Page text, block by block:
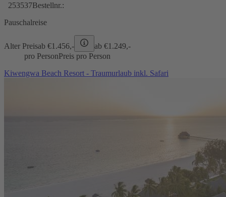
253537Bestellnr.:
Pauschalreise
Alter Preisab €1.456,- ab €1.249,-
pro PersonPreis pro Person
Kiwengwa Beach Resort - Traumurlaub inkl. Safari